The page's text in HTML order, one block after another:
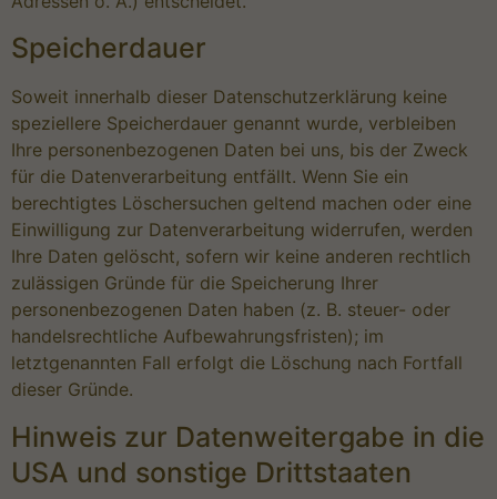
Speicherdauer
Soweit innerhalb dieser Datenschutzerklärung keine
speziellere Speicherdauer genannt wurde, verbleiben
Ihre personenbezogenen Daten bei uns, bis der Zweck
für die Datenverarbeitung entfällt. Wenn Sie ein
berechtigtes Löschersuchen geltend machen oder eine
Einwilligung zur Datenverarbeitung widerrufen, werden
Ihre Daten gelöscht, sofern wir keine anderen rechtlich
zulässigen Gründe für die Speicherung Ihrer
personenbezogenen Daten haben (z. B. steuer- oder
handelsrechtliche Aufbewahrungsfristen); im
letztgenannten Fall erfolgt die Löschung nach Fortfall
dieser Gründe.
Hinweis zur Datenweitergabe in die
USA und sonstige Drittstaaten